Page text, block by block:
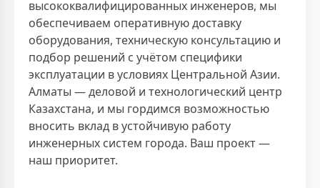
высококвалифицированных инженеров, мы
обеспечиваем оперативную доставку
оборудования, техническую консультацию и
подбор решений с учётом специфики
эксплуатации в условиях Центральной Азии.
Алматы — деловой и технологический центр
Казахстана, и мы гордимся возможностью
вносить вклад в устойчивую работу
инженерных систем города. Ваш проект —
наш приоритет.